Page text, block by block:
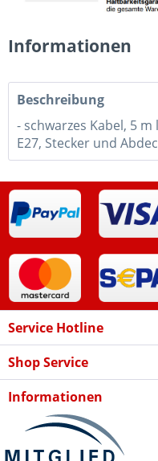
Informationen
Beschreibung
- schwarzes Kabel, 5
E27, Stecker und
Service Hotline
Shop Service
Informationen